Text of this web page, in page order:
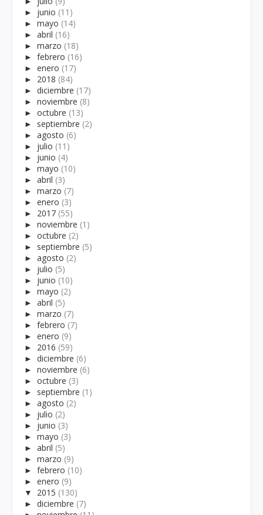
► junio (11)
► mayo (14)
► abril (16)
► marzo (18)
► febrero (16)
► enero (17)
► 2018 (84)
► diciembre (17)
► noviembre (8)
► octubre (13)
► septiembre (2)
► agosto (6)
► julio (11)
► junio (4)
► mayo (10)
► abril (3)
► marzo (7)
► enero (3)
► 2017 (55)
► noviembre (1)
► octubre (2)
► septiembre (5)
► agosto (2)
► julio (5)
► junio (10)
► mayo (2)
► abril (5)
► marzo (7)
► febrero (7)
► enero (9)
► 2016 (59)
► diciembre (6)
► noviembre (6)
► octubre (3)
► septiembre (1)
► agosto (2)
► julio (2)
► junio (3)
► mayo (3)
► abril (5)
► marzo (9)
► febrero (10)
► enero (9)
▼
2015 (130)
► diciembre (7)